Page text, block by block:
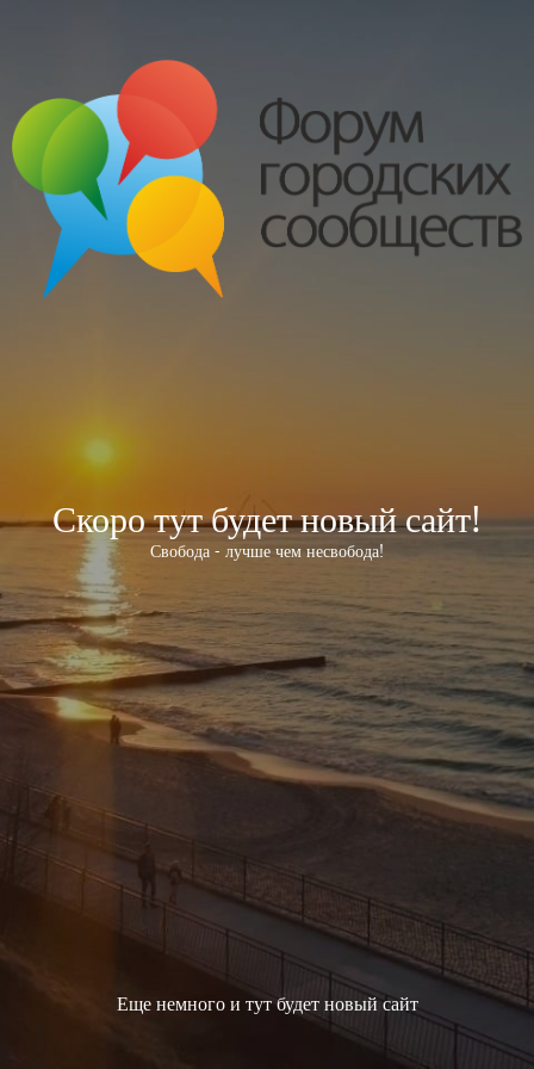
Скоро тут будет новый сайт!
Свобода - лучше чем несвобода!
Еще немного и тут будет новый сайт